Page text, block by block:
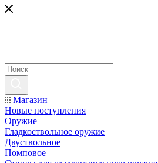
Магазин
Новые поступления
Оружие
Гладкоствольное оружие
Двуствольное
Помповое